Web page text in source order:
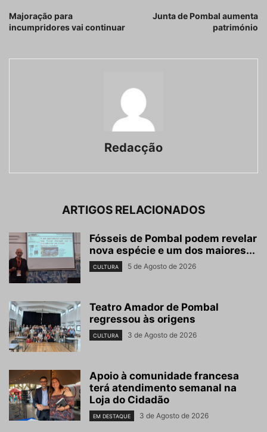
Majoração para
incumpridores vai continuar
Junta de Pombal aumenta
património
Redacção
ARTIGOS RELACIONADOS
Fósseis de Pombal podem revelar
nova espécie e um dos maiores...
CULTURA 5 de Agosto de 2026
Teatro Amador de Pombal
regressou às origens
CULTURA 3 de Agosto de 2026
Apoio à comunidade francesa
terá atendimento semanal na
Loja do Cidadão
EM DESTAQUE 3 de Agosto de 2026